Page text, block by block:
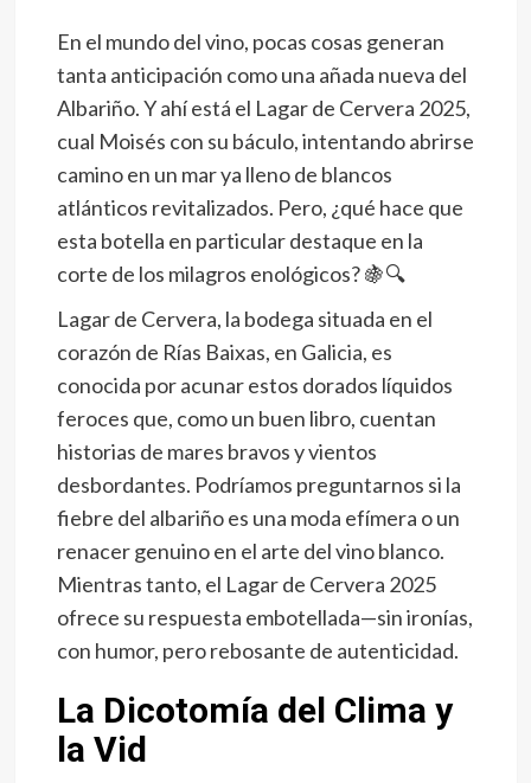
En el mundo del vino, pocas cosas generan
tanta anticipación como una añada nueva del
Albariño. Y ahí está el Lagar de Cervera 2025,
cual Moisés con su báculo, intentando abrirse
camino en un mar ya lleno de blancos
atlánticos revitalizados. Pero, ¿qué hace que
esta botella en particular destaque en la
corte de los milagros enológicos?🍇🔍
Lagar de Cervera, la bodega situada en el
corazón de Rías Baixas, en Galicia, es
conocida por acunar estos dorados líquidos
feroces que, como un buen libro, cuentan
historias de mares bravos y vientos
desbordantes. Podríamos preguntarnos si la
fiebre del albariño es una moda efímera o un
renacer genuino en el arte del vino blanco.
Mientras tanto, el Lagar de Cervera 2025
ofrece su respuesta embotellada—sin ironías,
con humor, pero rebosante de autenticidad.
La Dicotomía del Clima y
la Vid